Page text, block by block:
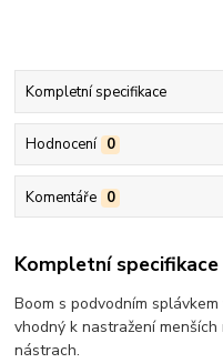
Kompletní specifikace
Hodnocení 0
Komentáře 0
Kompletní specifikace
Boom s podvodním
vhodný k nastražení
nástrach.